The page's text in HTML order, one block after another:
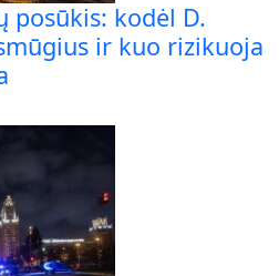
posūkis: kodėl D.
ir kuo rizikuoja